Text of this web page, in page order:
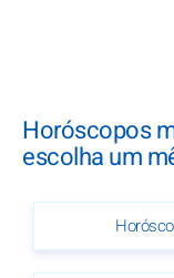
Horóscopos
escolha um